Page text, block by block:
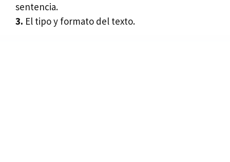
sentencia.
3. El tipo y formato del texto.